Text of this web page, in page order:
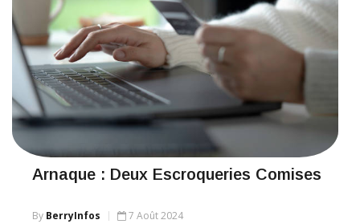
Arnaque : Deux Escroqueries Comises
By BerryInfos 7 Août 2024